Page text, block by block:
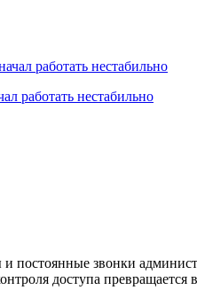
работать нестабильно
звонки
доступа превращается